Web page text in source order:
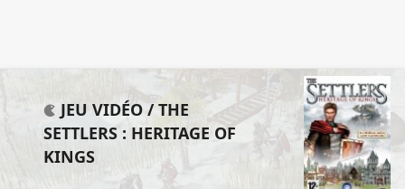
JEU VIDÉO /THE
SETTLERS : HERITAGE OF
KINGS